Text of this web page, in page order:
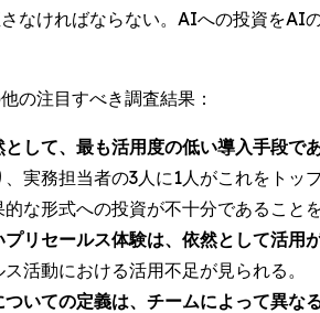
なければならない。AIへの投資をAI
の注目すべき調査結果：
して、最も活用度の低い導入手段であ
実務担当者の3人に1人がこれをト
な形式への投資が不十分であること
リセールス体験は、依然として活用
活動における活用不足が見られる。
いての定義は、チームによって異なる